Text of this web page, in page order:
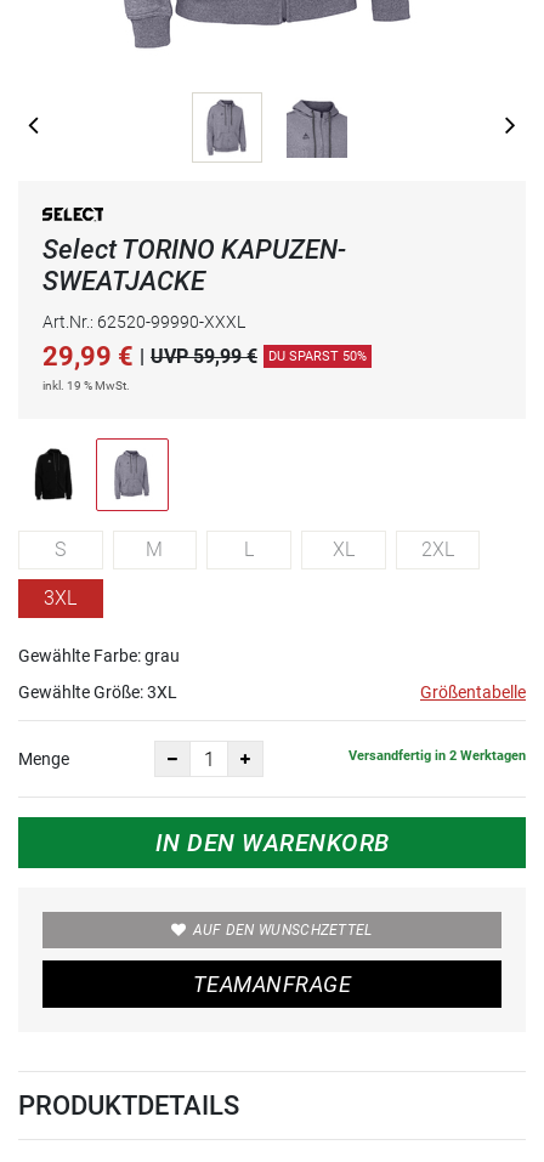
Select TORINO KAPUZEN-
SWEATJACKE
Art.Nr.: 62520-99990-XXXL
29,99 € | UVP 59,99 € DU SPARST 50%
inkl. 19 % MwSt.
S M L XL 2XL
3XL
Gewählte Farbe: grau
Gewählte Größe:3XL Größentabelle
Menge Versandfertig in 2 Werktagen
IN DEN WARENKORB
AUF DEN WUNSCHZETTEL
TEAMANFRAGE
PRODUKTDETAILS